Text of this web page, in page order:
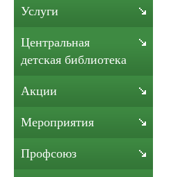
Услуги
Центральная
детская библиотека
Акции
Мероприятия
Профсоюз